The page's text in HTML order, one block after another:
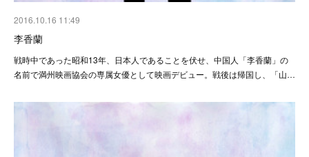
2016.10.16 11:49
李香蘭
戦時中であった昭和13年、日本人であることを伏せ、中国人「李香蘭」の
名前で満州映画協会の専属女優として映画デビュー。戦後は帰国し、「山…